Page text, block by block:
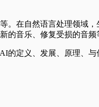
在自然语言处理领域，
的音乐、修复受损的音频
的定义、发展、原理、